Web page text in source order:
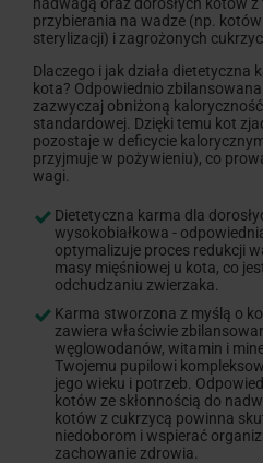
przybierania na wadze (np.
sterylizacji) i zagrożonych
Dlaczego i jak działa dietetyczna
kota? Odpowiednio
zazwyczaj obniżoną
standardowej. Dzięki temu kot
pozostaje w deficycie
przyjmuje w pożywieniu), co
wagi.
Dietetyczna karma dla
wysokobiałkowa -
optymalizuje proces redukcji
masy mięśniowej u kota, co
odchudzaniu zwierzaka.
Karma stworzona z myślą o
zawiera właściwie
węglowodanów, witamin i
Twojemu pupilowi
jego wieku i potrzeb.
kotów ze skłonnością do
kotów z cukrzycą powinna
niedoborom i wspierać
zachowanie zdrowia.